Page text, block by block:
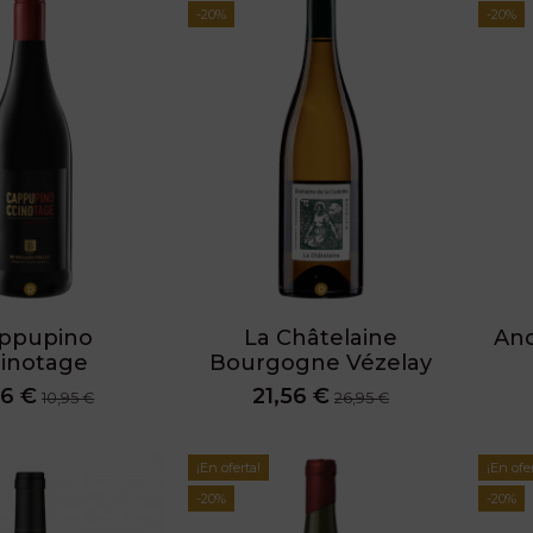
€ 10,95 €
-20%
La Châtelaine
Bourgogne Vézelay
21,56 € 26,95 €
-20%
¡En oferta!
-20%
¡En
-20%